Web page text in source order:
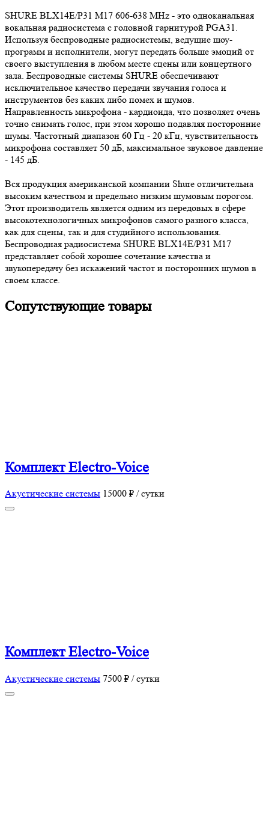
SHURE BLX14E/P31 M17 606-638 MHz - это одноканальная
вокальная радиосистема с головной гарнитурой PGA31.
Используя беспроводные радиосистемы, ведущие шоу-
программ и исполнители, могут передать больше эмоций от
своего выступления в любом месте сцены или концертного
зала. Беспроводные системы SHURE обеспечивают
исключительное качество передачи звучания голоса и
инструментов без каких либо помех и шумов.
Направленность микрофона - кардиоида, что позволяет очень
точно снимать голос, при этом хорошо подавляя посторонние
шумы. Частотный диапазон 60 Гц - 20 кГц, чувствительность
микрофона составляет 50 дБ, максимальное звуковое давление
- 145 дБ.
Вся продукция американской компании Shure отличительна
высоким качеством и предельно низким шумовым порогом.
Этот производитель является одним из передовых в сфере
высокотехнологичных микрофонов самого разного класса,
как для сцены, так и для студийного использования.
Беспроводная радиосистема SHURE BLX14E/P31 M17
представляет собой хорошее сочетание качества и
звукопередачу без искажений частот и посторонних шумов в
своем классе.
Сопутствующие товары
Комплект Electro-Voice
Акустические системы 15000 ₽ / сутки
Комплект Electro-Voice
Акустические системы 7500 ₽ / сутки